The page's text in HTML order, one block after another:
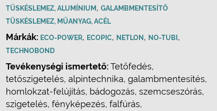
TÜSKÉSLEMEZ, ALUMÍNIUM, GALAMBMENTESÍTŐ
TÜSKÉSLEMEZ, MŰANYAG, ACÉL
Márkák: ECO-POWER, ECOPIC, NETLON , NO-TUBI ,
TECHNOBOND
Tevékenységi ismertető:Tetőfedés,
tetőszigetelés, alpintechnika, galambmentesítés,
homlokzat-felújítás, bádogozás, szemcseszórás,
szigetelés, fényképezés, falfúrás,